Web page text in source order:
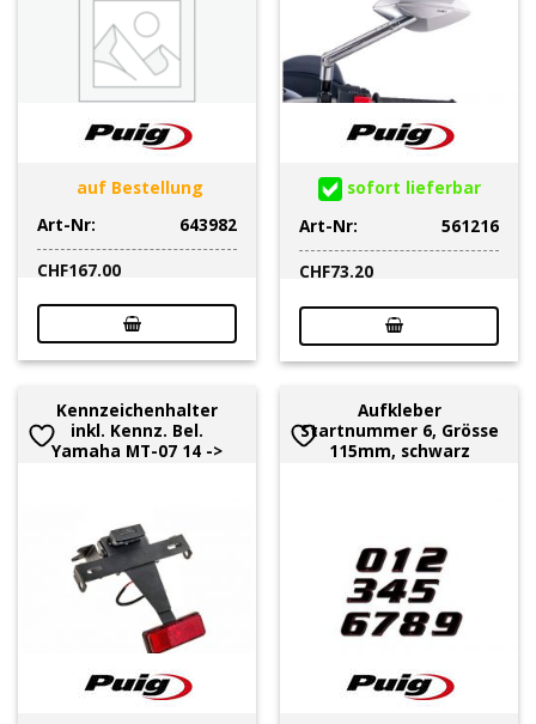
auf Bestellung
Art-Nr:
643982
CHF167.00
sofort lieferbar
Art-Nr:
561216
CHF73.20
Kennzeichenhalter
inkl. Kennz. Bel.
Yamaha MT-07 14 ->
Aufkleber
Startnummer 6, Grösse
115mm, schwarz